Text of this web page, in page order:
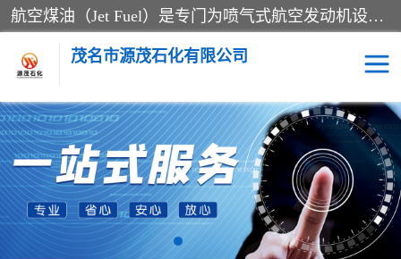
航空煤油（Jet Fuel）是专门为喷气式航空发动机设计的高纯度燃料，主要分为Jet A、Jet A-1和Jet B等类型。其特点是闪点高、低温流动性好，并添加了抗静电剂和抗氧化剂以确保飞行安全。航空煤油需
茂名市源茂石化有限公司
RP3航空煤油 D20+D30溶剂油
D40+D60溶剂油 D80+D100溶剂油
6号+120号溶剂油 260号溶剂油